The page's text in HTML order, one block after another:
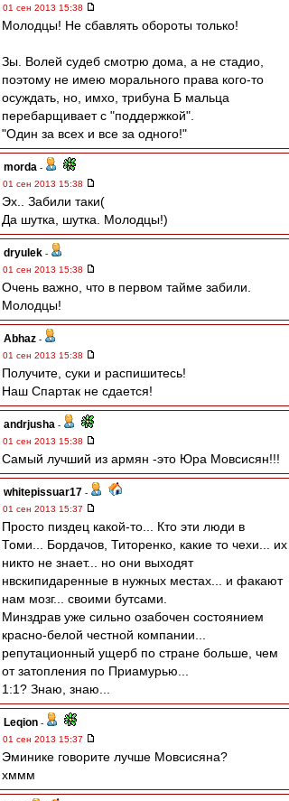
01 сен 2013 15:38
Молодцы! Не сбавлять обороты только!
Зы. Волей судеб смотрю дома, а не стадио,
поэтому не имею морального права кого-то
осуждать, но, имхо, трибуна Б мальца
перебарщивает с "поддержкой".
"Один за всех и все за одного!"
morda -
01 сен 2013 15:38
Эх.. Забили таки(
Да шутка, шутка. Молодцы!)
dryulek -
01 сен 2013 15:38
Очень важно, что в первом тайме забили.
Молодцы!
Abhaz -
01 сен 2013 15:38
Получите, суки и распишитесь!
Наш Спартак не сдается!
andrjusha -
01 сен 2013 15:38
Самый лучший из армян -это Юра Мовсисян!!!
whitepissuar17 -
01 сен 2013 15:37
Просто пиздец какой-то... Кто эти люди в
Томи... Бордачов, Титоренко, какие то чехи... их
никто не знает... но они выходят
нвскипидаренные в нужных местах... и факают
нам мозг... своими бутсами.
Минздрав уже сильно озабочен состоянием
красно-белой честной компании...
репутационный ущерб по стране больше, чем
от затопления по Приамурью...
1:1? Знаю, знаю...
Leqion -
01 сен 2013 15:37
Эминике говорите лучше Мовсисяна?
хммм